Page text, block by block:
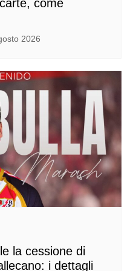
come
2026
la cessione di
i dettagli